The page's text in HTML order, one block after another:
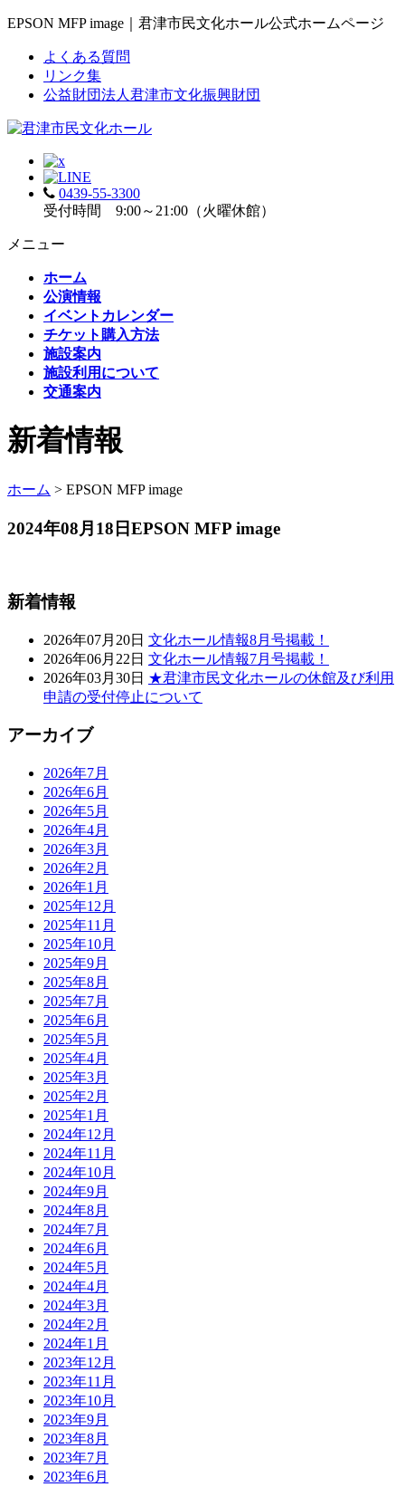
EPSON MFP image｜君津市民文化ホール公式ホームページ
よくある質問
リンク集
公益財団法人君津市文化振興財団
0439-55-3300
受付時間 9:00～21:00（火曜休館）
メニュー
ホーム
公演情報
イベントカレンダー
チケット購入方法
施設案内
施設利用について
交通案内
新着情報
ホーム > EPSON MFP image
2024年08月18日EPSON MFP image
新着情報
2026年07月20日 文化ホール情報8月号掲載！
2026年06月22日 文化ホール情報7月号掲載！
2026年03月30日 ★君津市民文化ホールの休館及び利用
申請の受付停止について
アーカイブ
2026年7月
2026年6月
2026年5月
2026年4月
2026年3月
2026年2月
2026年1月
2025年12月
2025年11月
2025年10月
2025年9月
2025年8月
2025年7月
2025年6月
2025年5月
2025年4月
2025年3月
2025年2月
2025年1月
2024年12月
2024年11月
2024年10月
2024年9月
2024年8月
2024年7月
2024年6月
2024年5月
2024年4月
2024年3月
2024年2月
2024年1月
2023年12月
2023年11月
2023年10月
2023年9月
2023年8月
2023年7月
2023年6月